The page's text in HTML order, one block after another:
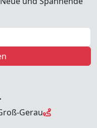
Gerau